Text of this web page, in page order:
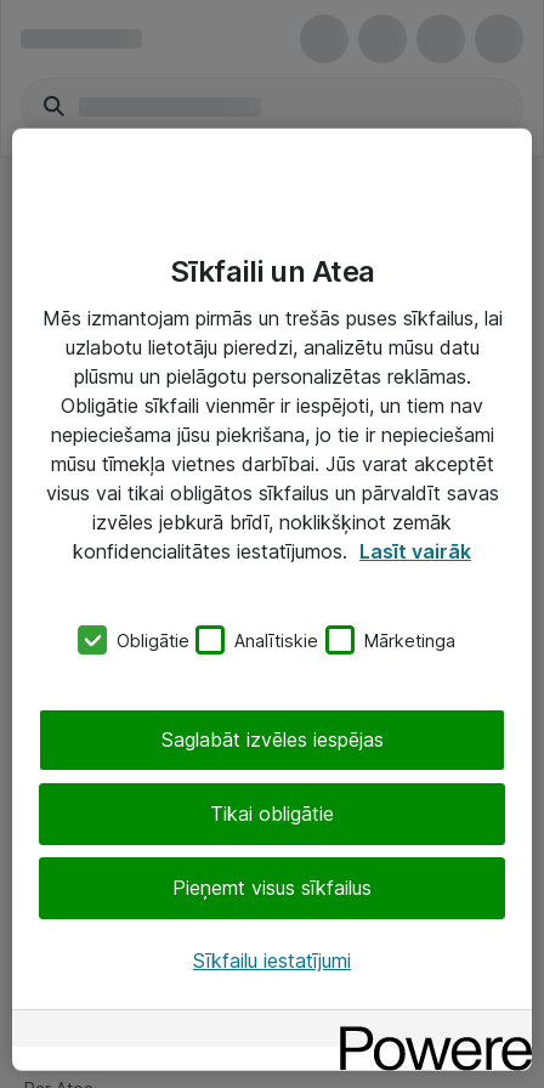
Risinājumi & Pakalpojumi
IT serviss un atbalsts
IT infrastruktūra
Darba vietu IT risinājumi
Serveri un datu centri
SIA „ATEA”
eShop@atea.lv
Ūnijas 15, Rīga
Sekojiet mums
Sīkfaili un Atea
Mēs izmantojam pirmās un trešās puses sīkfailus, lai
uzlabotu lietotāju pieredzi, analizētu mūsu datu
plūsmu un pielāgotu personalizētas reklāmas.
Obligātie sīkfaili vienmēr ir iespējoti, un tiem nav
nepieciešama jūsu piekrišana, jo tie ir nepieciešami
mūsu tīmekļa vietnes darbībai. Jūs varat akceptēt
visus vai tikai obligātos sīkfailus un pārvaldīt savas
izvēles jebkurā brīdī, noklikšķinot zemāk
konfidencialitātes iestatījumos. Lasīt vairāk
Obligātie Analītiskie Mārketinga
Tikai obligātie
Pieņemt visus sīkfailus
Saglabāt izvēles iespējas
Sīkfailu iestatījumi